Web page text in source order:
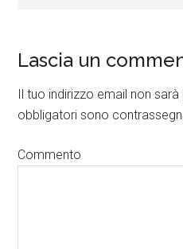
Lascia un
Il tuo indirizzo email non
obbligatori sono
Commento